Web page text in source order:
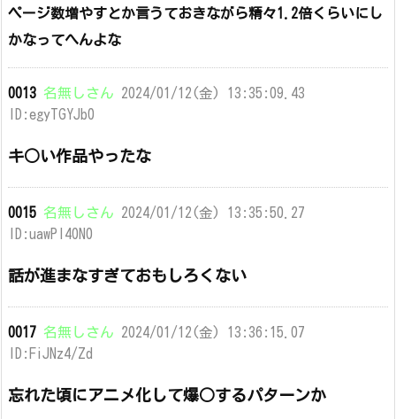
ページ数増やすとか言うておきながら精々1.2倍くらいにし
かなってへんよな
0013 名無しさん 2024/01/12(金) 13:35:09.43
ID:egyTGYJb0
キ○い作品やったな
0015 名無しさん 2024/01/12(金) 13:35:50.27
ID:uawPI40N0
話が進まなすぎておもしろくない
0017 名無しさん 2024/01/12(金) 13:36:15.07
ID:FiJNz4/Zd
忘れた頃にアニメ化して爆○するパターンか